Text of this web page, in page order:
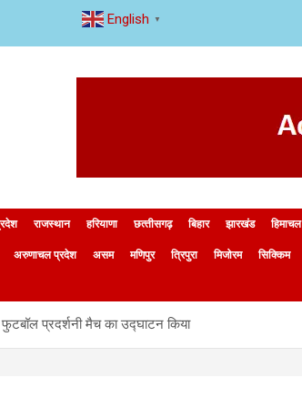
राजस्थान हरियाणा छत्‍तीसगढ़ बिहार झारखंड हिमाचल
अरुणाचल प्रदेश असम मणिपुर त्रिपुरा मिजोरम सिक्किम
प्रदर्शनी मैच का उद्घाटन किया
English ▼